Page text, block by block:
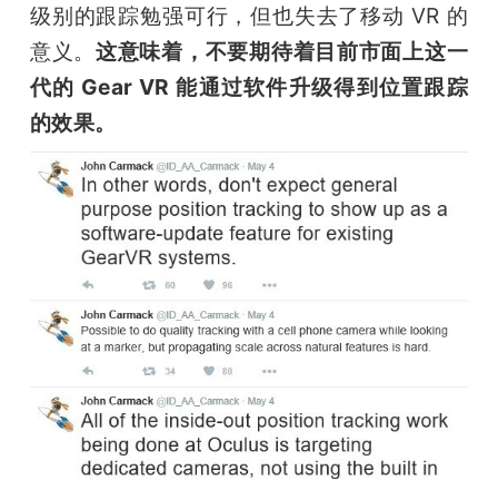
级别的跟踪勉强可行，但也失去了移动 VR 的
意义。这意味着，不要期待着目前市面上这一
代的 Gear VR 能通过软件升级得到位置跟踪
的效果。